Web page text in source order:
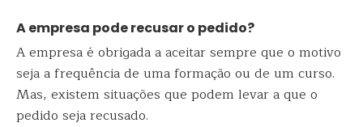
A empresa pode recusar o pedido?
A empresa é obrigada a aceitar sempre que o motivo
seja a frequência de uma formação ou de um curso.
Mas, existem situações que podem levar a que o
pedido seja recusado.